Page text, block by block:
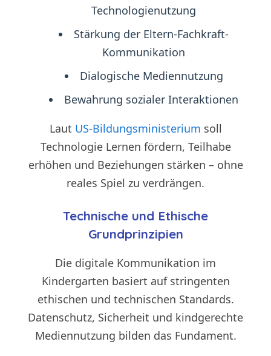
Technologienutzung
Stärkung der Eltern-Fachkraft-
Kommunikation
Dialogische Mediennutzung
Bewahrung sozialer Interaktionen
Laut US-Bildungsministerium soll
Technologie Lernen fördern, Teilhabe
erhöhen und Beziehungen stärken – ohne
reales Spiel zu verdrängen.
Technische und Ethische
Grundprinzipien
Die digitale Kommunikation im
Kindergarten basiert auf stringenten
ethischen und technischen Standards.
Datenschutz, Sicherheit und kindgerechte
Mediennutzung bilden das Fundament.